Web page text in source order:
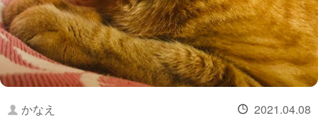
かなえ
2021.04.08